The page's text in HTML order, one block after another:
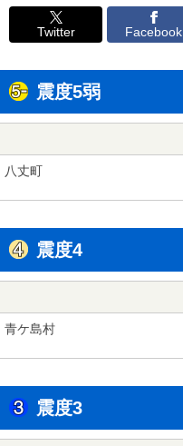
Twitter Facebook
震度5弱
八丈町
震度4
青ケ島村
震度3